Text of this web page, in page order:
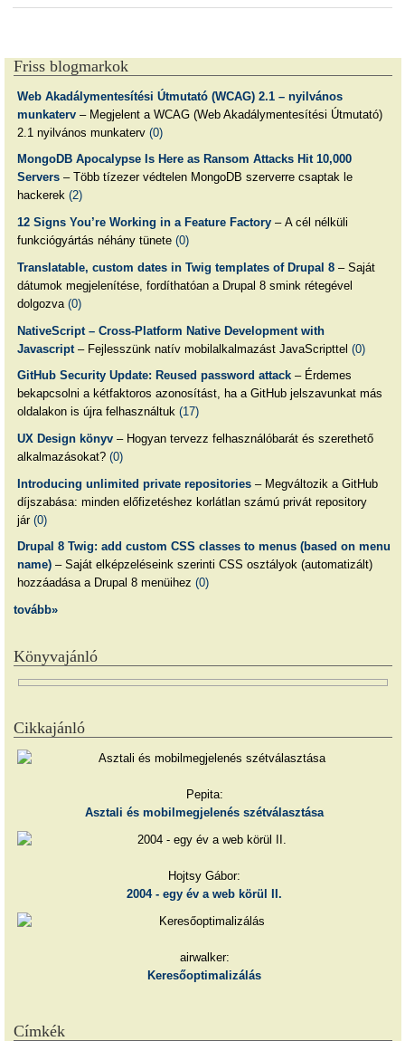
Friss blogmarkok
Web Akadálymentesítési Útmutató (WCAG) 2.1 – nyilvános
munkaterv– Megjelent a WCAG (Web Akadálymentesítési Útmutató)
2.1 nyilvános munkaterv (0)
MongoDB Apocalypse Is Here as Ransom Attacks Hit 10,000
Servers– Több tízezer védtelen MongoDB szerverre csaptak le
hackerek (2)
12 Signs You’re Working in a Feature Factory– A cél nélküli
funkciógyártás néhány tünete (0)
Translatable, custom dates in Twig templates of Drupal 8– Saját
dátumok megjelenítése, fordíthatóan a Drupal 8 smink rétegével
dolgozva (0)
NativeScript – Cross-Platform Native Development with
Javascript– Fejlesszünk natív mobilalkalmazást JavaScripttel (0)
GitHub Security Update: Reused password attack– Érdemes
bekapcsolni a kétfaktoros azonosítást, ha a GitHub jelszavunkat más
oldalakon is újra felhasználtuk (17)
UX Design könyv– Hogyan tervezz felhasználóbarát és szerethető
alkalmazásokat? (0)
Introducing unlimited private repositories– Megváltozik a GitHub
díjszabása: minden előfizetéshez korlátlan számú privát repository
jár (0)
Drupal 8 Twig: add custom CSS classes to menus (based on menu
name)– Saját elképzeléseink szerinti CSS osztályok (automatizált)
hozzáadása a Drupal 8 menüihez (0)
tovább»
Könyvajánló
Cikkajánló
Pepita:
Asztali és mobilmegjelenés szétválasztása
Hojtsy Gábor:
2004 - egy év a web körül II.
airwalker:
Keresőoptimalizálás
Címkék